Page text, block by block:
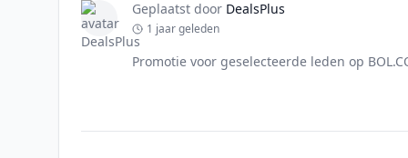
Geplaatst door DealsPlus
1 jaar geleden
Promotie voor geselecteerde leden op